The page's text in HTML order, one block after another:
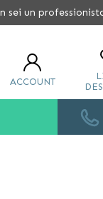
sei un
ACCOUNT